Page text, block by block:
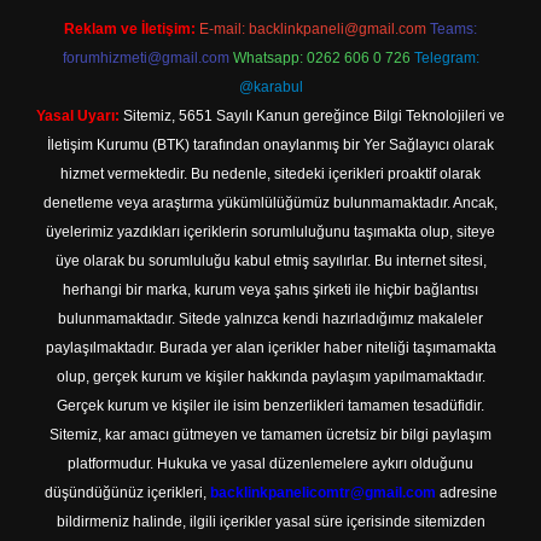
Reklam ve İletişim: E-mail: backlinkpaneli@gmail.com Teams:
forumhizmeti@gmail.com Whatsapp: 0262 606 0 726 Telegram:
@karabul
Yasal Uyarı: Sitemiz, 5651 Sayılı Kanun gereğince Bilgi Teknolojileri ve
İletişim Kurumu (BTK) tarafından onaylanmış bir Yer Sağlayıcı olarak
hizmet vermektedir. Bu nedenle, sitedeki içerikleri proaktif olarak
denetleme veya araştırma yükümlülüğümüz bulunmamaktadır. Ancak,
üyelerimiz yazdıkları içeriklerin sorumluluğunu taşımakta olup, siteye
üye olarak bu sorumluluğu kabul etmiş sayılırlar. Bu internet sitesi,
herhangi bir marka, kurum veya şahıs şirketi ile hiçbir bağlantısı
bulunmamaktadır. Sitede yalnızca kendi hazırladığımız makaleler
paylaşılmaktadır. Burada yer alan içerikler haber niteliği taşımamakta
olup, gerçek kurum ve kişiler hakkında paylaşım yapılmamaktadır.
Gerçek kurum ve kişiler ile isim benzerlikleri tamamen tesadüfidir.
Sitemiz, kar amacı gütmeyen ve tamamen ücretsiz bir bilgi paylaşım
platformudur. Hukuka ve yasal düzenlemelere aykırı olduğunu
düşündüğünüz içerikleri, backlinkpanelicomtr@gmail.com adresine
bildirmeniz halinde, ilgili içerikler yasal süre içerisinde sitemizden